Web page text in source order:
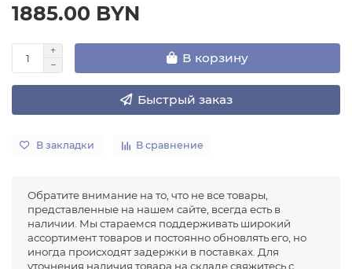
1885.00 BYN
В корзину
Быстрый заказ
В закладки В сравнение
Обратите внимание на то, что не все товары,
представленные на нашем сайте, всегда есть в
наличии. Мы стараемся поддерживать широкий
ассортимент товаров и постоянно обновлять его, но
иногда происходят задержки в поставках. Для
уточнения наличия товара на складе свяжитесь с